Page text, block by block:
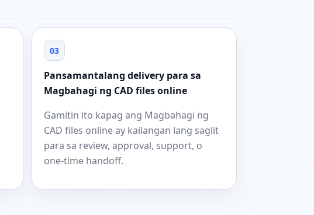
03
Pansamantalang delivery para sa
Magbahagi ng CAD files online
Gamitin ito kapag ang Magbahagi ng
CAD files online ay kailangan lang saglit
para sa review, approval, support, o
one-time handoff.